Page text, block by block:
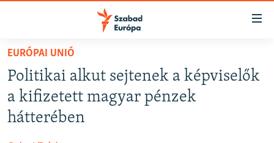
Akadálymentes
Ugrás
fő
oldalra
Ugrás
tartalomjegyzékre
NAPIRENDEN
AKTUÁLIS
PODCASTOK
EURÓPAI UNIÓ
Politikai alkut sejtenek a képviselők
a kifizetett magyar pénzek
hátterében
FELIRATKOZÁS